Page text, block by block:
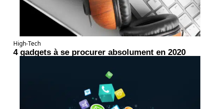
High-Tech
4 gadgets à se procurer absolument en 2020